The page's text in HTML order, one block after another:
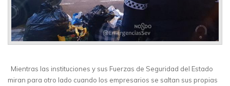
Mientras las instituciones y sus Fuerzas de Seguridad del Estado
miran para otro lado cuando los empresarios se saltan sus propias